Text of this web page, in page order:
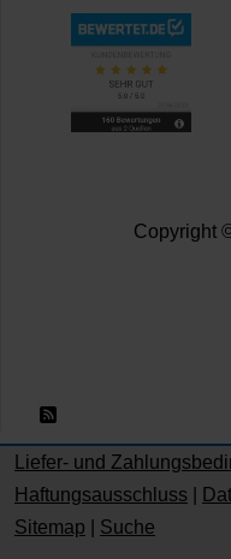
Copyright
Liefer- und
Haftungsausschluss
Sitemap
Suche